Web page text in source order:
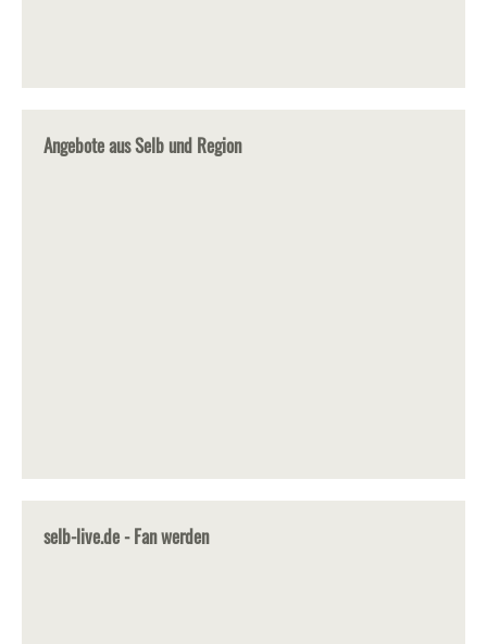
Angebote aus Selb und Region
selb-live.de - Fan werden